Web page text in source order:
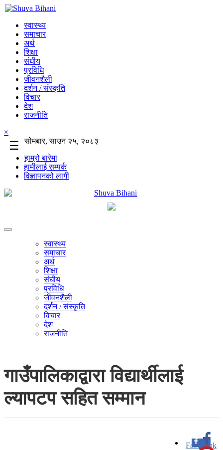
स्वास्थ्य
समाचार
अर्थ
शिक्षा
संघीय
प्रविधि
जीवनशैली
दर्शन / संस्कृति
विचार
देश
राजनीति
×
☰
सोमबार, साउन २५, २०८३
हाम्रो बारेमा
हामीलाई सम्पर्क
विज्ञापनको लागी
स्वास्थ्य
समाचार
अर्थ
शिक्षा
संघीय
प्रविधि
जीवनशैली
दर्शन / संस्कृति
विचार
देश
राजनीति
गाउँपालिकाद्वारा विद्यार्थीलाई
ल्यापटप सहित सम्मान
Facebook
0